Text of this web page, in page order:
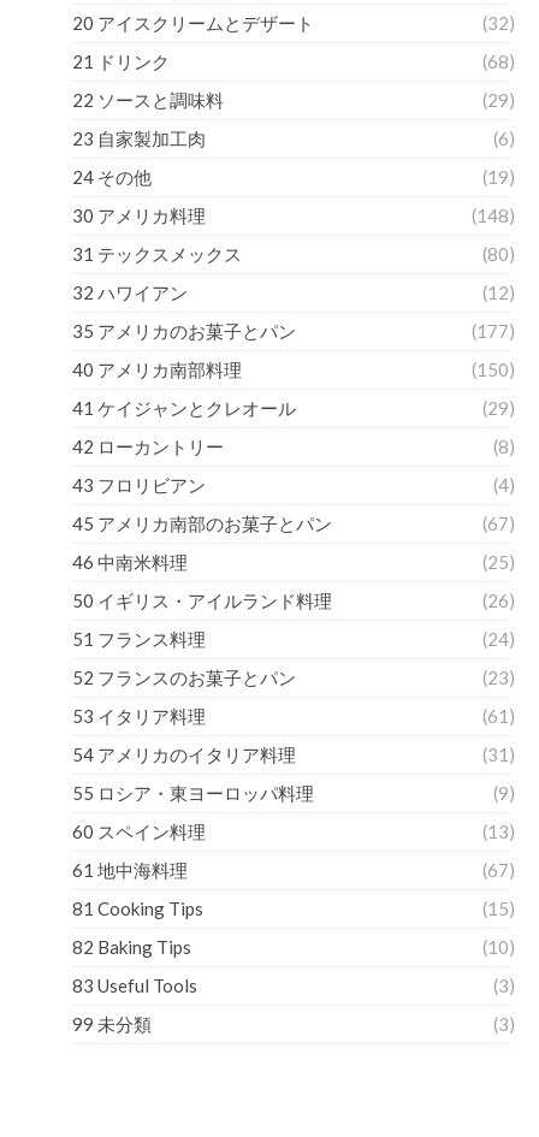
20 アイスクリームとデザート
(32)
21 ドリンク
(68)
22 ソースと調味料
(29)
23 自家製加工肉
(6)
24 その他
(19)
30 アメリカ料理
(148)
31 テックスメックス
(80)
32 ハワイアン
(12)
35 アメリカのお菓子とパン
(177)
40 アメリカ南部料理
(150)
41 ケイジャンとクレオール
(29)
42 ローカントリー
(8)
43 フロリビアン
(4)
45 アメリカ南部のお菓子とパン
(67)
46 中南米料理
(25)
50 イギリス・アイルランド料理
(26)
51 フランス料理
(24)
52 フランスのお菓子とパン
(23)
53 イタリア料理
(61)
54 アメリカのイタリア料理
(31)
55 ロシア・東ヨーロッパ料理
(9)
60 スペイン料理
(13)
61 地中海料理
(67)
81 Cooking Tips
(15)
82 Baking Tips
(10)
83 Useful Tools
(3)
99 未分類
(3)